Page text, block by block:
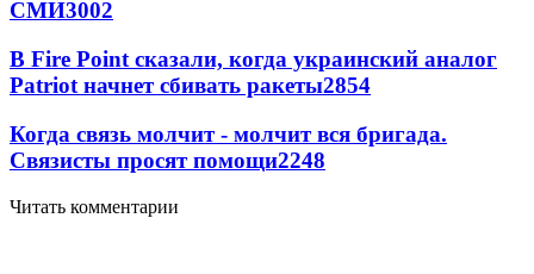
СМИ3002
В Fire Point сказали, когда украинский аналог
Patriot начнет сбивать ракеты2854
Когда связь молчит - молчит вся бригада.
Связисты просят помощи2248
Читать комментарии